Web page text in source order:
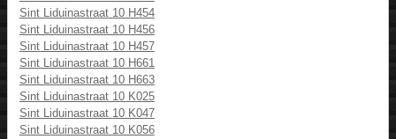
Sint Liduinastraat 10 H454
Sint Liduinastraat 10 H456
Sint Liduinastraat 10 H457
Sint Liduinastraat 10 H661
Sint Liduinastraat 10 H663
Sint Liduinastraat 10 K025
Sint Liduinastraat 10 K047
Sint Liduinastraat 10 K056